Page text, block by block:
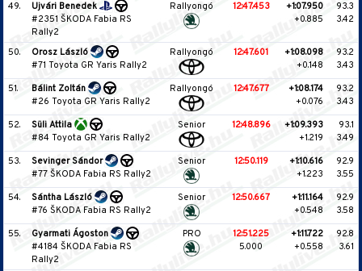
49.
Ujvári Benedek
#2351 ŠKODA Fabia RS
Rally2
Rallyongó 12:47.453
+1:07.950
+0.885
93.3
3.42
50.
Orosz László
#71 Toyota GR Yaris Rally2
Rallyongó 12:47.601
+1:08.098
+0.148
93.2
3.43
51.
Bálint Zoltán
#26 Toyota GR Yaris Rally2
Rallyongó 12:47.677
+1:08.174
+0.076
93.2
3.43
52.
Süli Attila
#84 Toyota GR Yaris Rally2
Senior 12:48.896
+1:09.393
+1.219
93.1
3.49
53.
Sevinger Sándor
#77 ŠKODA Fabia RS Rally2
Senior 12:50.119
+1:10.616
+1.223
92.9
3.55
54.
Sántha László
#76 ŠKODA Fabia RS Rally2
Senior 12:50.667
+1:11.164
+0.548
92.9
3.58
55.
Gyarmati Ágoston
#4184 ŠKODA Fabia RS
Rally2
PRO
12:51.225
5.000
+1:11.722
+0.558
92.8
3.61